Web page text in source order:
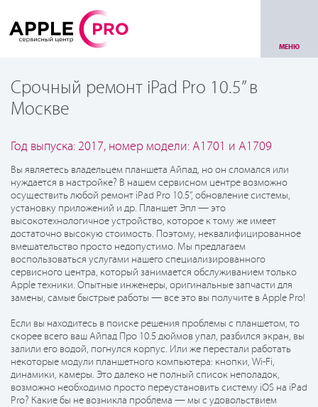
МЕНЮ
Cрочный ремонт iPad Pro 10.5” в
Москве
Год выпуска: 2017, номер модели: A1701 и A1709
Вы являетесь владельцем планшета Айпад, но он сломался или
нуждается в настройке? В нашем сервисном центре возможно
осуществить любой ремонт iPad Pro 10.5”, обновление системы,
установку приложений и др. Планшет Эпл — это
высокотехнологичное устройство, которое к тому же имеет
достаточно высокую стоимость. Поэтому, неквалифицированное
вмешательство просто недопустимо. Мы предлагаем
воспользоваться услугами нашего специализированного
сервисного центра, который занимается обслуживанием только
Apple техники. Опытные инженеры, оригинальные запчасти для
замены, самые быстрые работы — все это вы получите в Apple Pro!
Если вы находитесь в поиске решения проблемы с планшетом, то
скорее всего ваш Айпад Про 10.5 дюймов упал, разбился экран, вы
залили его водой, погнулся корпус. Или же перестали работать
некоторые модули планшетного компьютера: кнопки, Wi-Fi,
динамики, камеры. Это далеко не полный список неполадок,
возможно необходимо просто переустановить систему iOS на iPad
Pro? Какие бы не возникла проблема — мы с удовольствием